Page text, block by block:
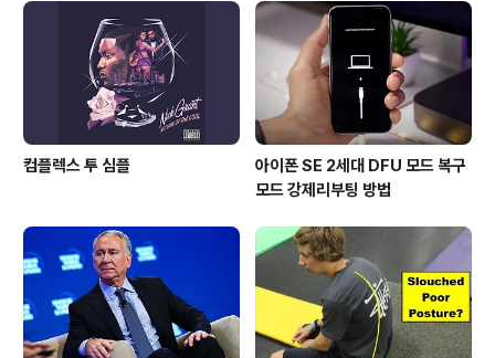
다고 확인한 바가 있다. 연락처가 iCloud에 저장되지 않으
면, 커뮤니케이션 제한 기능이 적용되지 않는다. 알수 없는
번호로 문자가 아이들의 단말기에..
컴플렉스 투 심플
아이폰 SE 2세대 DFU 모드 복구
모드 강제리부팅 방법